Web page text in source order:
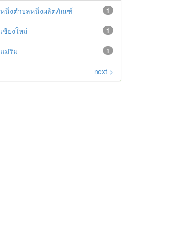
1
หนึ่งตำบลหนึ่งผลิตภัณฑ์
1
เชียงใหม่
1
แม่ริม
next >